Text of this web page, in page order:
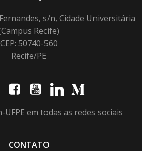
s/n, Cidade Universitária
Recife)
CEP: 50740-560
Recife/PE
UFPE em todas as redes sociais
CONTATO